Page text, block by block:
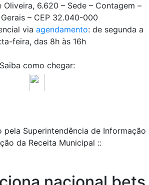
Oliveira, 6.620 – Sede – Contagem –
– CEP 32.040-000
via agendamento: de segunda a
feira, das 8h às 16h
Saiba como chegar:
pela Superintendência de Informação
da Receita Municipal ::